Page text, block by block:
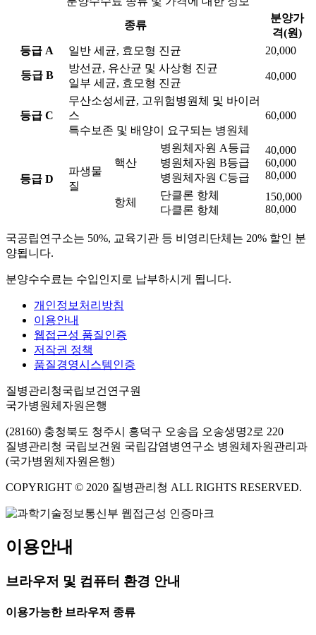
종류
분양가
격(원)
등급 A
일반 세균, 효모형 진균 20,000
등급 B
방선균, 유산균 및 사상형 진균
일부 세균, 효모형 진균
40,000
등급 C
무산소성세균, 고위험병원체 및 바이러
스
특수보존 및 배양이 요구되는 병원체
60,000
등급 D
파생물
질
핵산
병원체자원 A등급
병원체자원 B등급
병원체자원 C등급
40,000
60,000
80,000
항체
단클론 항체
다클론 항체
150,000
80,000
국공립연구소는 50%, 교육기관 등 비영리단체는 20% 할인 분
양됩니다.
분양수수료는 수입인지로 납부하시게 됩니다.
개인정보처리방침
이용안내
웹접근성 품질인증
저작권 정책
품질경영시스템인증
질병관리청국립보건연구원
국가병원체자원은행
(28160) 충청북도 청주시 흥덕구 오송읍 오송생명2로 220
질병관리청 국립보건원 국립감염병연구소 병원체자원관리과
(국가병원체자원은행)
COPYRIGHT © 2020 질병관리청 ALL RIGHTS RESERVED.
이용안내
브라우저 및 컴퓨터 환경 안내
이용가능한 브라우저 종류